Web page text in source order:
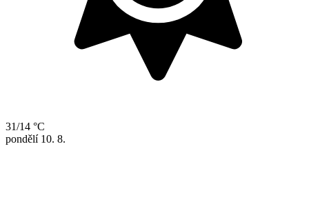
31/14 °C
pondělí 10. 8.